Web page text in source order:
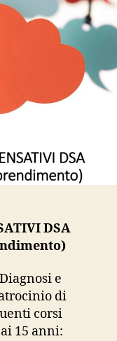
DSA
e
di
corsi
15 anni: